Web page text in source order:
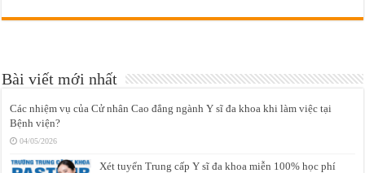
Bài viết mới nhất
Các nhiệm vụ của Cử nhân Cao đẳng ngành Y sĩ đa khoa khi làm việc tại
Bệnh viện?
04/05/2026
Xét tuyển Trung cấp Y sĩ đa khoa miễn 100% học phí